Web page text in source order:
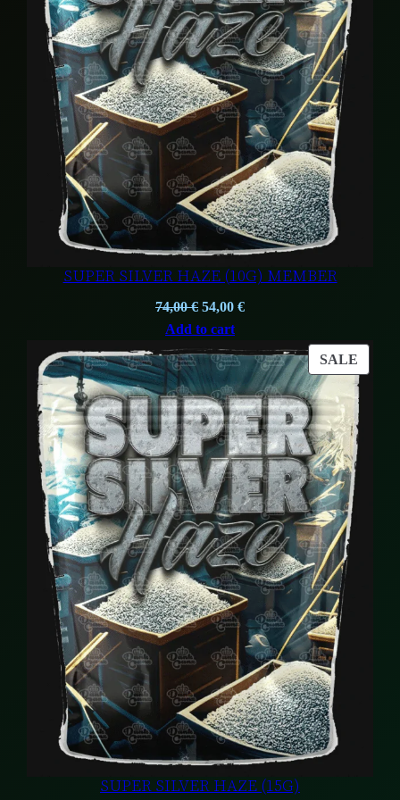
SUPER SILVER HAZE (10G) MEMBER
74,00€ Original
price
was:
74,00 €.
54,00 €Current
54,00 €.
Add to cart
SALE
ON
SALE
SUPER SILVER HAZE (15G)